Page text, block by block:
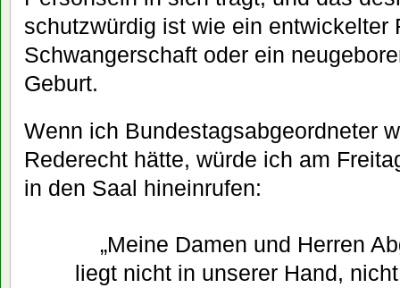
schutzwürdig ist wie ein entwickelter
Schwangerschaft oder ein
Geburt.
Wenn ich Bundestagsabgeordneter
Rederecht hätte, würde ich am
in den Saal hineinrufen:
„Meine Damen und Herren
liegt nicht in unserer Hand,